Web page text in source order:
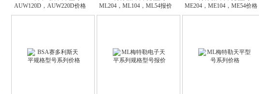
AUW120D，AUW220D价格
ML204，ML104，ML54报价
ME204，ME104，ME54价格